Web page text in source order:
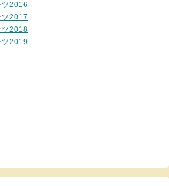
ツ2016
ツ2017
ツ2018
ツ2019